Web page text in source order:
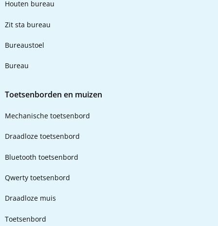
Houten bureau
Zit sta bureau
Bureaustoel
Bureau
Toetsenborden en muizen
Mechanische toetsenbord
Draadloze toetsenbord
Bluetooth toetsenbord
Qwerty toetsenbord
Draadloze muis
Toetsenbord